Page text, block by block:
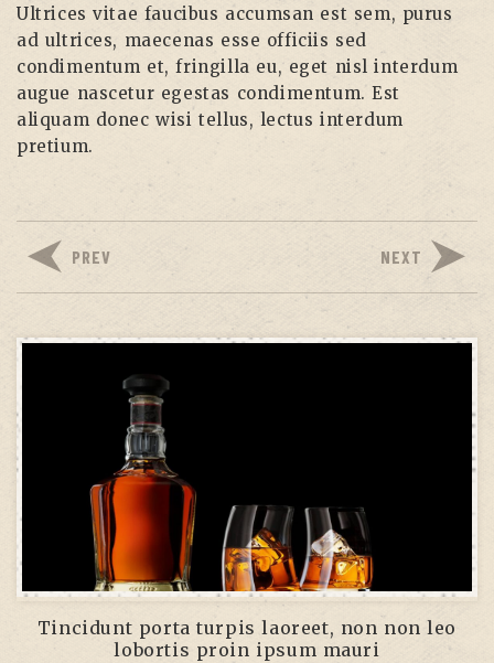
Ultrices vitae faucibus accumsan est sem, purus
ad ultrices, maecenas esse officiis sed
condimentum et, fringilla eu, eget nisl interdum
augue nascetur egestas condimentum. Est
aliquam donec wisi tellus, lectus interdum
pretium.
PREV NEXT
Tincidunt porta turpis laoreet, non non leo
lobortis proin ipsum mauri